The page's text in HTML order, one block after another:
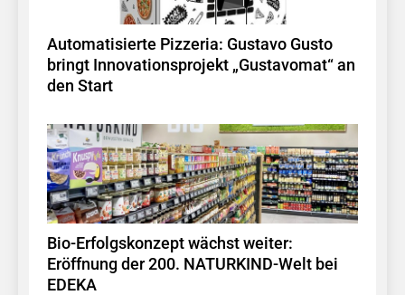
Automatisierte Pizzeria: Gustavo Gusto
bringt Innovationsprojekt „Gustavomat“ an
den Start
Bio-Erfolgskonzept wächst weiter:
Eröffnung der 200. NATURKIND-Welt bei
EDEKA